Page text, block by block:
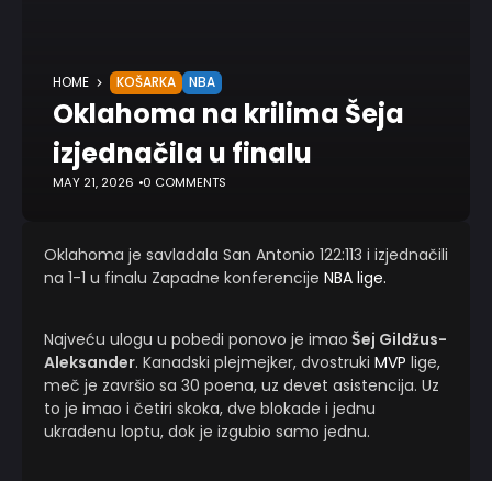
HOME KOŠARKA NBA
Oklahoma na krilima Šeja
izjednačila u finalu
MAY 21, 2026 0 COMMENTS
Oklahoma je savladala San Antonio 122:113 i izjednačili
na 1-1 u finalu Zapadne konferencije NBA lige.
Najveću ulogu u pobedi ponovo je imao Šej Gildžus-
Aleksander. Kanadski plejmejker, dvostruki MVP lige,
meč je završio sa 30 poena, uz devet asistencija. Uz
to je imao i četiri skoka, dve blokade i jednu
ukradenu loptu, dok je izgubio samo jednu.